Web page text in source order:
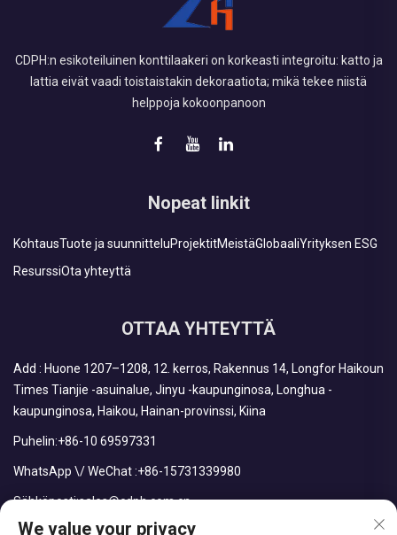
CDPH:n esikoteiluinen konttilaakeri on korkeasti integroitu: katto ja
lattia eivät vaadi toistaistakin dekoraatiota; mikä tekee niistä
helppoja kokoonpanoon
Nopeat linkit
KohtausTuote ja suunnitteluProjektitMeistäGlobaaliYrityksen ESG
ResurssiOta yhteyttä
OTTAA YHTEYTTÄ
Add : Huone 1207–1208, 12. kerros, Rakennus 14, Longfor Haikoun
Times Tianjie -asuinalue, Jinyu -kaupunginosa, Longhua -
kaupunginosa, Haikou, Hainan-provinssi, Kiina
Puhelin:+86-10 69597331
WhatsApp \/ WeChat :+86-15731339980
Sähköposti:sales@cdph.com.cn
We value your privacy